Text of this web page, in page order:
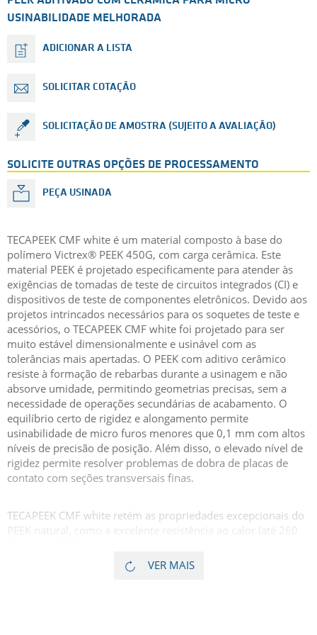
USINABILIDADE MELHORADA
ADICIONAR A LISTA
SOLICITAR COTAÇÃO
SOLICITAÇÃO DE AMOSTRA (SUJEITO A AVALIAÇÃO)
SOLICITE OUTRAS OPÇÕES DE PROCESSAMENTO
PEÇA USINADA
TECAPEEK CMF white é um material composto à base do
polímero Victrex® PEEK 450G, com carga cerâmica. Este
material PEEK é projetado especificamente para atender às
exigências de tomadas de teste de circuitos integrados (CI) e
dispositivos de teste de componentes eletrônicos. Devido aos
projetos intrincados necessários para os soquetes de teste e
acessórios, o TECAPEEK CMF white foi projetado para ser
muito estável dimensionalmente e usinável com as
tolerâncias mais apertadas. O PEEK com aditivo cerâmico
resiste à formação de rebarbas durante a usinagem e não
absorve umidade, permitindo geometrias precisas, sem a
necessidade de operações secundárias de acabamento. O
equilíbrio certo de rigidez e alongamento permite
usinabilidade de micro furos menores que 0,1 mm com altos
níveis de precisão de posição. Além disso, o elevado nível de
rigidez permite resolver problemas de dobra de placas de
contato com seções transversais finas.
TECAPEEK CMF white retém as propriedades excepcionais do
PEEK natural, como a excelente resistência ao calor (até 260
Em comparação com os plásticos reforçados com fibra, o
TECAPEEK CMF white oferece menor deflexão das
VER MAIS